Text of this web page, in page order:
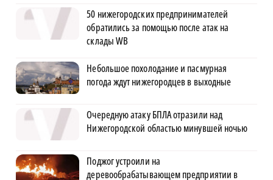
50 нижегородских предпринимателей
обратились за помощью после атак на
склады WB
Небольшое похолодание и пасмурная
погода ждут нижегородцев в выходные
Очередную атаку БПЛА отразили над
Нижегородской областью минувшей ночью
Поджог устроили на
деревообрабатывающем предприятии в